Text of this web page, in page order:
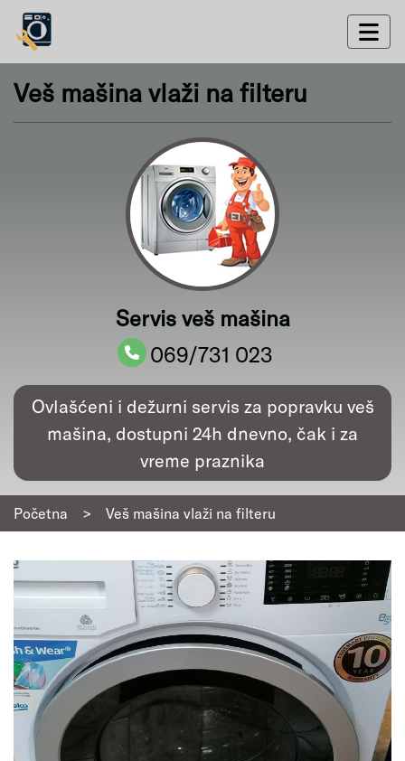
Veš mašina vlaži na filteru
Servis veš mašina
069/731 023
Ovlašćeni i dežurni servis za popravku veš
mašina, dostupni 24h dnevno, čak i za
vreme praznika
Početna > Veš mašina vlaži na filteru